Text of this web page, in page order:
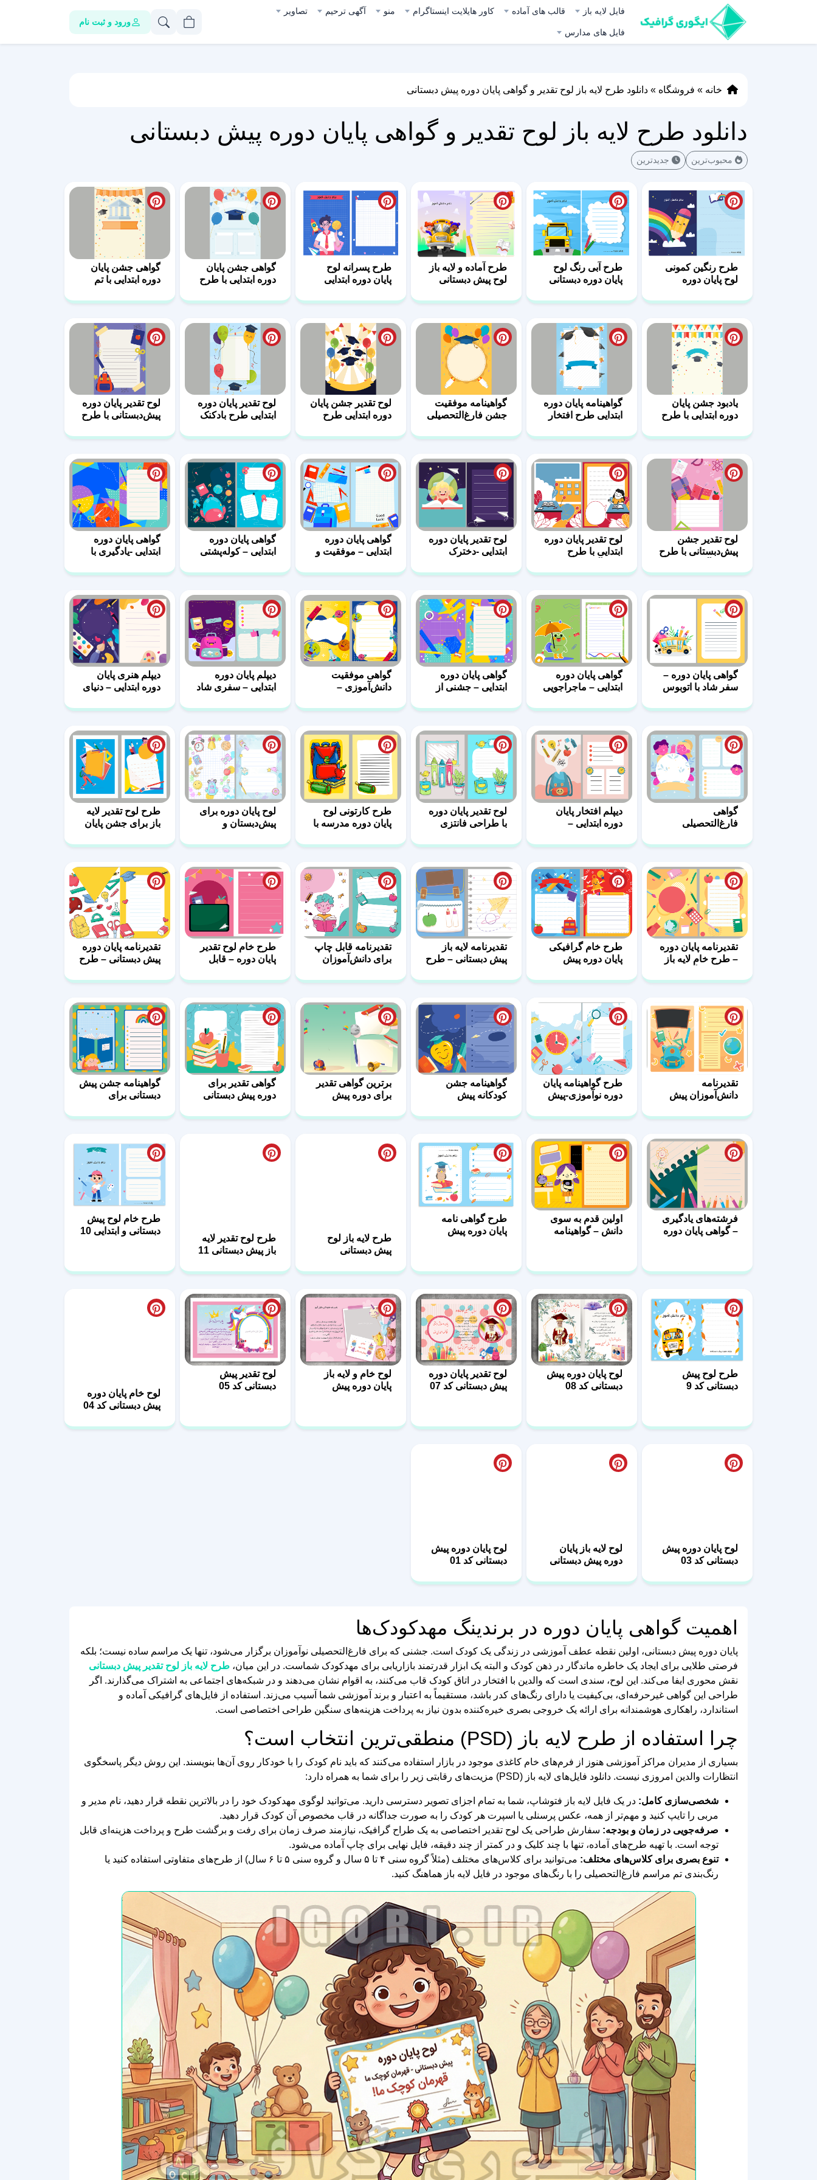
فایل لایه باز قالب های آماده کاور هایلایت اینستاگرام منو آگهی ترحیم تصاویر
فایل های مدارس
ورود و ثبت نام
خانه » فروشگاه » دانلود طرح لایه باز لوح تقدیر و گواهی پایان دوره پیش دبستانی
دانلود طرح لایه باز لوح تقدیر و گواهی پایان دوره پیش دبستانی
محبوب‌ترین جدیدترین
طرح رنگین کمونی
لوح پایان دوره
طرح آبی رنگ لوح
پایان دوره دبستانی
طرح آماده و لایه باز
لوح پیش دبستانی
طرح پسرانه لوح
پایان دوره ابتدایی
گواهی جشن پایان
دوره ابتدایی با طرح
گواهی جشن پایان
دوره ابتدایی با تم
یادبود جشن پایان
دوره ابتدایی با طرح
گواهینامه پایان دوره
ابتدایی طرح افتخار
گواهینامه موفقیت
جشن فارغ‌التحصیلی
لوح تقدیر جشن پایان
دوره ابتدایی طرح
لوح تقدیر پایان دوره
ابتدایی طرح بادکنک
لوح تقدیر پایان دوره
پیش‌دبستانی با طرح
لوح تقدیر جشن
پیش‌دبستانی با طرح
لوح تقدیر پایان دوره
ابتدایی با طرح
درس‌خوان
لوح تقدیر پایان دوره
ابتدایی -دخترک
گواهی پایان دوره
ابتدایی – موفقیت و
گواهی پایان دوره
ابتدایی – کوله‌پشتی
گواهی پایان دوره
ابتدایی -یادگیری با
گواهی پایان دوره –
سفر شاد با اتوبوس
گواهی پایان دوره
ابتدایی – ماجراجویی
دانش‌آموز
گواهی پایان دوره
ابتدایی – جشنی از
گواهی موفقیت
دانش‌آموزی –
دیپلم پایان دوره
ابتدایی – سفری شاد
دیپلم هنری پایان
دوره ابتدایی – دنیای
گواهی
فارغ‌التحصیلی
موفقیت
دیپلم افتخار پایان
دوره ابتدایی –
دانش
لوح تقدیر پایان دوره
با طراحی فانتزی
طرح کارتونی لوح
پایان دوره مدرسه با
لوح پایان دوره برای
پیش‌دبستان و
طرح لوح تقدیر لایه
باز برای جشن پایان
تقدیرنامه پایان دوره
– طرح خام لایه باز
طرح خام گرافیکی
پایان دوره پیش
تقدیرنامه لایه باز
پیش دبستانی – طرح
تقدیرنامه قابل چاپ
برای دانش‌آموزان
طرح خام لوح تقدیر
پایان دوره – قابل
تقدیرنامه پایان دوره
پیش دبستانی – طرح
تقدیرنامه
دانش‌آموزان پیش
خام
طرح گواهینامه پایان
دوره نوآموزی-پیش
گواهینامه جشن
کودکانه پیش
برترین گواهی تقدیر
برای دوره پیش
گواهی تقدیر برای
دوره پیش دبستانی
گواهینامه جشن پیش
دبستانی برای
فرشته‌های یادگیری
– گواهی پایان دوره
اولین قدم به سوی
دانش – گواهینامه
طرح گواهی نامه
پایان دوره پیش
دخترانه 12
طرح خام لوح پیش
دبستانی و ابتدایی 10
طرح لوح پیش
دبستانی کد 9
لوح پایان دوره پیش
دبستانی کد 08
لوح تقدیر پایان دوره
پیش دبستانی کد 07
لوح خام و لایه باز
پایان دوره پیش
دبستانی کد 06
لوح تقدیر پیش
دبستانی کد 05
اهمیت گواهی پایان دوره در برندینگ مهدکودک‌ها
نقش محوری ایفا می‌کند. این لوح، سندی است که والدین با افتخار در اتاق کودک قاب می‌کنند، به اقوام نشان می‌دهند و در شبکه‌های اجتماعی به اشتراک می‌گذارند. اگر
طراحی این گواهی غیرحرفه‌ای، بی‌کیفیت یا دارای رنگ‌های کدر باشد، مستقیماً به اعتبار و برند آموزشی شما آسیب می‌زند. استفاده از فایل‌های گرافیکی آماده و
استاندارد، راهکاری هوشمندانه برای ارائه یک خروجی بصری خیره‌کننده بدون نیاز به پرداخت هزینه‌های سنگین طراحی اختصاصی است.
چرا استفاده از طرح لایه باز (PSD) منطقی‌ترین انتخاب است؟
بسیاری از مدیران مراکز آموزشی هنوز از فرم‌های خام کاغذی موجود در بازار استفاده می‌کنند که باید نام کودک را با خودکار روی آن‌ها بنویسند. این روش دیگر پاسخگوی
انتظارات والدین امروزی نیست. دانلود فایل‌های لایه باز (PSD) مزیت‌های رقابتی زیر را برای شما به همراه دارد:
شخصی‌سازی کامل:
در یک فایل لایه باز فتوشاپ، شما به تمام اجزای تصویر دسترسی دارید. می‌توانید لوگوی مهدکودک خود را در بالاترین نقطه قرار دهید، نام مدیر و
مربی را تایپ کنید و مهم‌تر از همه، عکس پرسنلی یا اسپرت هر کودک را به صورت جداگانه در قاب مخصوص آن کودک قرار دهید.
صرفه‌جویی در زمان و بودجه:سفارش طراحی یک لوح تقدیر اختصاصی به یک طراح گرافیک، نیازمند صرف زمان برای رفت و برگشت طرح و پرداخت هزینه‌ای قابل
تنوع بصری برای کلاس‌های مختلف:
می‌توانید برای کلاس‌های مختلف (مثلاً گروه سنی ۴ تا ۵ سال و گروه سنی ۵ تا ۶ سال) از طرح‌های متفاوتی استفاده کنید یا
رنگ‌بندی تم مراسم فارغ‌التحصیلی را با رنگ‌های موجود در فایل لایه باز هماهنگ کنید.
طرح لوح پایان دوره پیش دبستانی – ایگوری گرافیک